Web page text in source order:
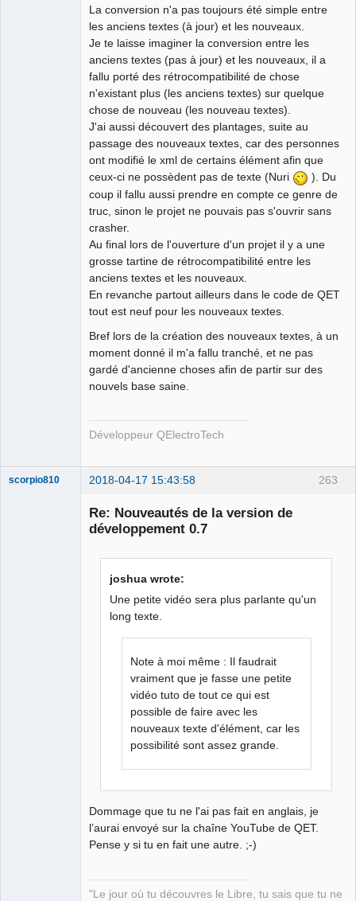
La conversion n'a pas toujours été simple entre
les anciens textes (à jour) et les nouveaux.
Je te laisse imaginer la conversion entre les
anciens textes (pas à jour) et les nouveaux, il a
fallu porté des rétrocompatibilité de chose
n'existant plus (les anciens textes) sur quelque
chose de nouveau (les nouveau textes).
J'ai aussi découvert des plantages, suite au
passage des nouveaux textes, car des personnes
ont modifié le xml de certains élément afin que
ceux-ci ne possèdent pas de texte (Nuri
). Du
coup il fallu aussi prendre en compte ce genre de
truc, sinon le projet ne pouvais pas s'ouvrir sans
crasher.
Au final lors de l'ouverture d'un projet il y a une
grosse tartine de rétrocompatibilité entre les
anciens textes et les nouveaux.
En revanche partout ailleurs dans le code de QET
tout est neuf pour les nouveaux textes.
Bref lors de la création des nouveaux textes, à un
moment donné il m'a fallu tranché, et ne pas
gardé d'ancienne choses afin de partir sur des
nouvels base saine.
Développeur QElectroTech
263
scorpio810 2018-04-17 15:43:58
Re: Nouveautés de la version de
développement 0.7
joshua wrote:
Une petite vidéo sera plus parlante qu'un
long texte.
Note à moi même : Il faudrait
vraiment que je fasse une petite
vidéo tuto de tout ce qui est
possible de faire avec les
nouveaux texte d'élément, car les
possibilité sont assez grande.
Dommage que tu ne l'ai pas fait en anglais, je
l’aurai envoyé sur la chaîne YouTube de QET.
Pense y si tu en fait une autre. ;-)
"Le jour où tu découvres le Libre, tu sais que tu ne